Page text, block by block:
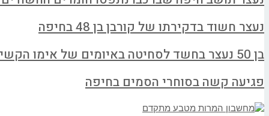
נעצר חשוד בדקירתו של קורבן בן 48 בחיפה
בן 50 נעצר בחשד לסחיטה באיומים של אימו הקשישה
פגיעה קשה בסוחרי הסמים בחיפה